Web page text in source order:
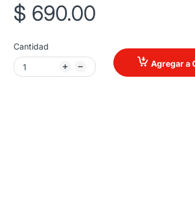
$ 690.00
Cantidad
Agregar a